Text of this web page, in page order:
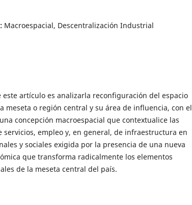
Macroespacial, Descentralización Industrial
este artículo es analizarla reconfiguración del espacio
meseta o región central y su área de influencia, con el
concepción macroespacial que contextualice las
servicios, empleo y, en general, de infraestructura en
y sociales exigida por la presencia de una nueva
que transforma radicalmente los elementos
de la meseta central del país.